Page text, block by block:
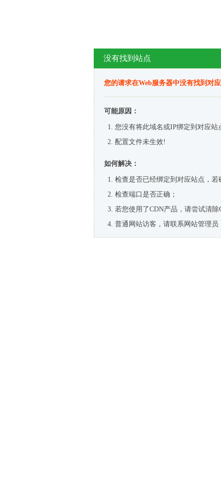
没有找到站点
您的请求在Web服务器中没有找到对
可能原因：
您没有将此域名或IP绑定到对应站
配置文件未生效!
如何解决：
检查是否已经绑定到对应站点，
检查端口是否正确；
若您使用了CDN产品，请尝试清除
普通网站访客，请联系网站管理员